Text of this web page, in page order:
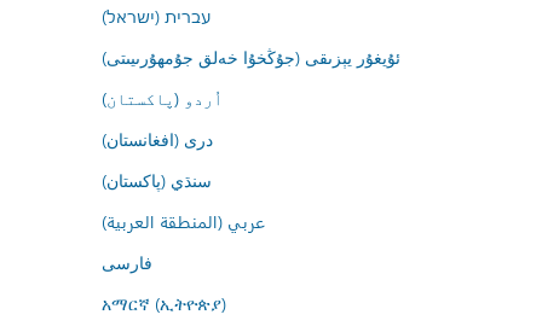
עברית (ישראל)
ئۇيغۇر يېزىقى (جۇڭخۇا خەلق جۇمھۇرىيىتى)
اُردو (پاکستان)
درى (افغانستان)
سنڌي (پاکستان)
عربي (المنطقة العربية)
فارسى
አማርኛ (ኢትዮጵያ)